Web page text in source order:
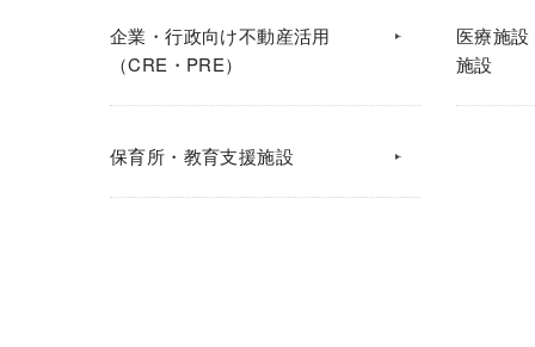
企業・行政向け不動産活用
（CRE・PRE）
医療施
施設
保育所・教育支援施設